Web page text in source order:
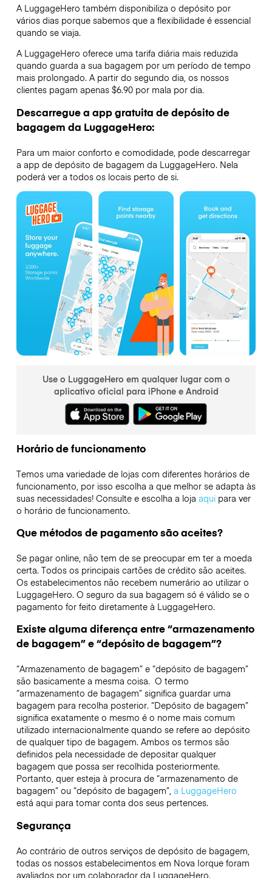
A LuggageHero também disponibiliza o depósito por
vários dias porque sabemos que a flexibilidade é essencial
quando se viaja.
A LuggageHero oferece uma tarifa diária mais reduzida
quando guarda a sua bagagem por um período de tempo
mais prolongado. A partir do segundo dia, os nossos
clientes pagam apenas $6.90 por mala por dia.
Descarregue a app gratuita de depósito de
bagagem da LuggageHero:
Para um maior conforto e comodidade, pode descarregar
a app de depósito de bagagem da LuggageHero. Nela
poderá ver a todos os locais perto de si.
Use o LuggageHero em qualquer lugar com o
aplicativo oficial para iPhone e Android
Horário de funcionamento
Temos uma variedade de lojas com diferentes horários de
funcionamento, por isso escolha a que melhor se adapta às
suas necessidades! Consulte e escolha a loja aquipara ver
o horário de funcionamento.
Que métodos de pagamento são aceites?
Se pagar online, não tem de se preocupar em ter a moeda
certa. Todos os principais cartões de crédito são aceites.
Os estabelecimentos não recebem numerário ao utilizar o
LuggageHero. O seguro da sua bagagem só é válido se o
pagamento for feito diretamente à LuggageHero.
Existe alguma diferença entre “armazenamento
de bagagem” e “depósito de bagagem”?
“Armazenamento de bagagem” e “depósito de bagagem”
são basicamente a mesma coisa. O termo
“armazenamento de bagagem” significa guardar uma
bagagem para recolha posterior. “Depósito de bagagem”
significa exatamente o mesmo é o nome mais comum
utilizado internacionalmente quando se refere ao depósito
de qualquer tipo de bagagem. Ambos os termos são
definidos pela necessidade de depositar qualquer
bagagem que possa ser recolhida posteriormente.
Portanto, quer esteja à procura de “armazenamento de
bagagem” ou “depósito de bagagem”,a LuggageHero
está aqui para tomar conta dos seus pertences.
Segurança
Ao contrário de outros serviços de depósito de bagagem,
todas os nossos estabelecimentos em Nova Iorqueforam
avaliados por um colaborador da LuggageHero.